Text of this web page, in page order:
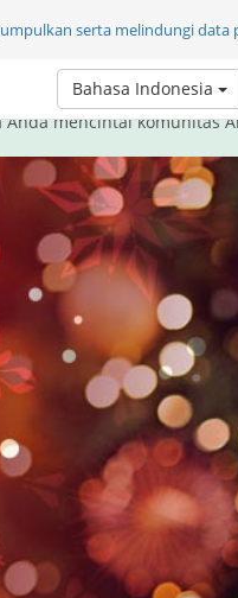
serta melindungi data
Bahasa Indonesia
- memberi alat
Anda mencintai komunitas